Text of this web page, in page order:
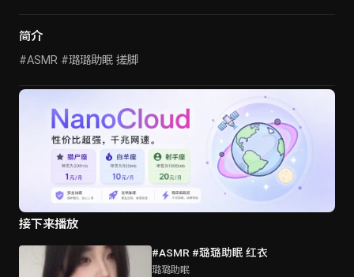
简介
#ASMR #璐璐助眠 搓脚
接下来播放
#ASMR #璐璐助眠 红衣
璐璐助眠